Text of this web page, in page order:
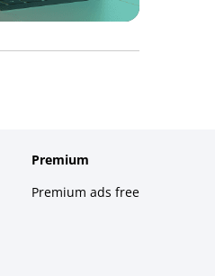
Premium
Premium ads free